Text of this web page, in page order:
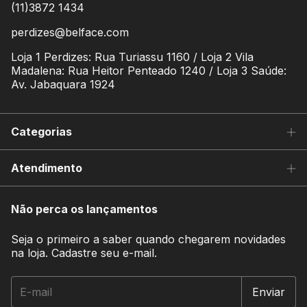
(11)3872 1434
perdizes@belface.com
Loja 1 Perdizes: Rua Turiassu 1160 / Loja 2 Vila
Madalena: Rua Heitor Penteado 1240 / Loja 3 Saúde:
Av. Jabaquara 1924
Categorias
Atendimento
Não perca os lançamentos
Seja o primeiro a saber quando chegarem novidades
na loja. Cadastre seu e-mail.